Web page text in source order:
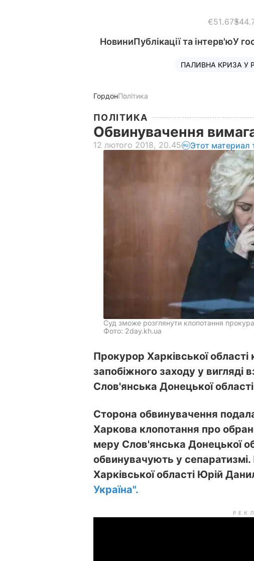
€51.67
НовиниПублікації та інтерв'юУ
ПАЛИВНА КРИЗА У
ГордонПолітика
ПОЛІТИКА
Обвинувачення
12 лютого 2018, 20.45 Этот материал
Суд зможе розглянути клопотання
Фото: 2day.kh.ua
Прокурор Харківської
запобіжного заходу у вигляді
Слов'янська Донецької
Сторона обвинувачення
Харкова клопотання про
меру Слов'янська Донецької
обвинувачують у
Харківської області Юрій
Україна".